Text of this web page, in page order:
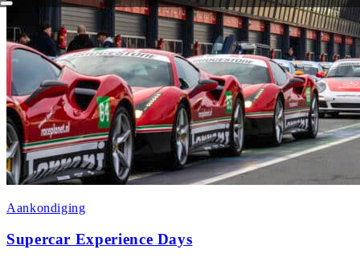
Aankondiging
Supercar Experience Days